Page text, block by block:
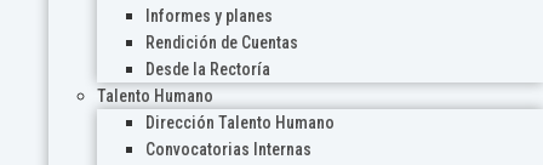
Informes y planes
Rendición de Cuentas
Desde la Rectoría
Talento Humano
Dirección Talento Humano
Convocatorias Internas